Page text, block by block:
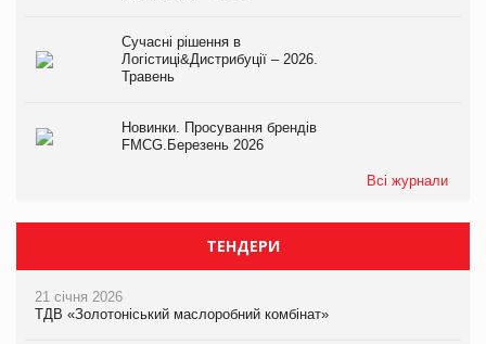
Сучасні рішення в
Логістиці&Дистрибуції – 2026.
Травень
Новинки. Просування брендів
FMCG.Березень 2026
Всі журнали
ТЕНДЕРИ
21 січня 2026
ТДВ «Золотоніський маслоробний комбінат»